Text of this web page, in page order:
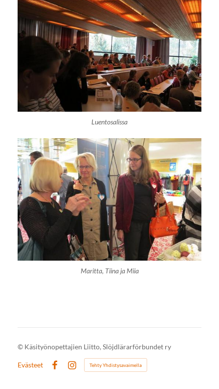
Luentosalissa
Maritta, Tiina ja Miia
© Käsityönopettajien Liitto, Slöjdlärarförbundet ry
Evästeet
Instagram
Tehty Yhdistysavaimella